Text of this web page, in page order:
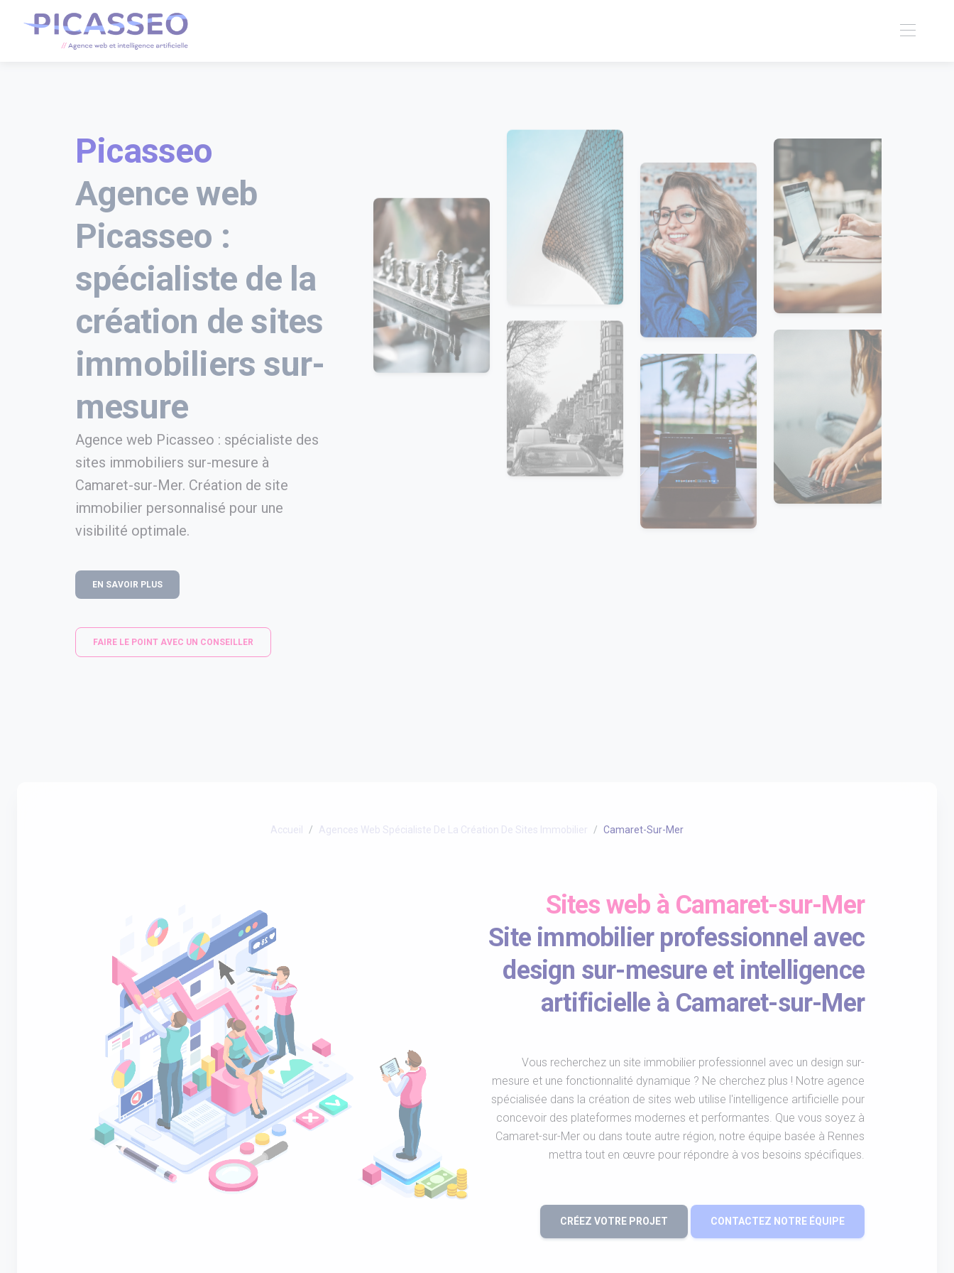
Picasseo
Agence web
Picasseo :
spécialiste de la
création de sites
immobiliers sur-
mesure
Agence web Picasseo : spécialiste des
sites immobiliers sur-mesure à
Camaret-sur-Mer. Création de site
immobilier personnalisé pour une
visibilité optimale.
EN SAVOIR PLUS
FAIRE LE POINT AVEC UN CONSEILLER
Accueil Agences Web Spécialiste De La Création De Sites Immobilier Camaret-Sur-Mer
Sites web à Camaret-sur-Mer
Site immobilier professionnel avec
design sur-mesure et intelligence
artificielle à Camaret-sur-Mer
Vous recherchez un site immobilier professionnel avec un design sur-
mesure et une fonctionnalité dynamique ? Ne cherchez plus ! Notre agence
spécialisée dans la création de sites web utilise l'intelligence artificielle pour
concevoir des plateformes modernes et performantes. Que vous soyez à
Camaret-sur-Mer ou dans toute autre région, notre équipe basée à Rennes
mettra tout en œuvre pour répondre à vos besoins spécifiques.
CRÉEZ VOTRE PROJET CONTACTEZ NOTRE ÉQUIPE